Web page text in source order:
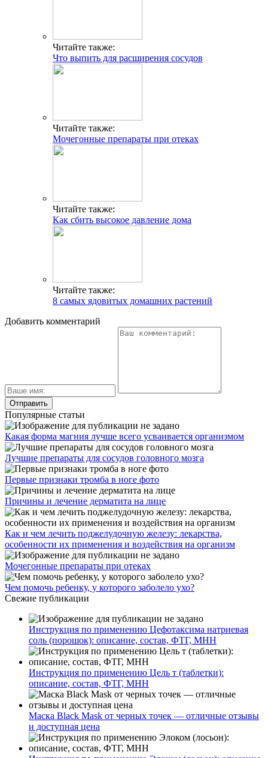
Читайте также:
Что выпить для расширения сосудов
Читайте также:
Мочегонные препараты при отеках
Читайте также:
Как сбить высокое давление дома
Читайте также:
8 самых ядовитых домашних растений
Добавить комментарий
Популярные статьи
Какая форма магния лучше всего усваивается организмом
Лучшие препараты для сосудов головного мозга
Первые признаки тромба в ноге фото
Причины и лечение дерматита на лице
Как и чем лечить поджелудочную железу: лекарства,
особенности их применения и воздействия на организм
Мочегонные препараты при отеках
Чем помочь ребенку, у которого заболело ухо?
Свежие публикации
Инструкция по применению Цефотаксима натриевая
соль (порошок): описание, состав, ФТГ, МНН
Инструкция по применению Цель т (таблетки):
описание, состав, ФТГ, МНН
Маска Black Mask от черных точек — отличные отзывы
и доступная цена